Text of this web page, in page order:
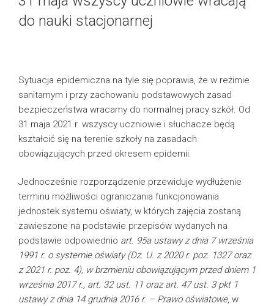
do nauki stacjonarnej
Sytuacja epidemiczna na tyle się poprawia, że w reżimie
sanitarnym i przy zachowaniu podstawowych zasad
bezpieczeństwa wracamy do normalnej pracy szkół. Od
31 maja 2021 r. wszyscy uczniowie i słuchacze będą
kształcić się na terenie szkoły na zasadach
obowiązujących przed okresem epidemii.
Jednocześnie rozporządzenie przewiduje wydłużenie
terminu możliwości ograniczania funkcjonowania
jednostek systemu oświaty, w których zajęcia zostaną
zawieszone na podstawie przepisów wydanych na
podstawie odpowiednio art. 95a ustawy z dnia 7 września
1991 r. o systemie oświaty (Dz. U. z 2020 r. poz. 1327 oraz
z 2021 r. poz. 4), w brzmieniu obowiązującym przed dniem 1
września 2017 r., art. 32 ust. 11 oraz art. 47 ust. 3 pkt 1
ustawy z dnia 14 grudnia 2016 r. – Prawo oświatowe, w